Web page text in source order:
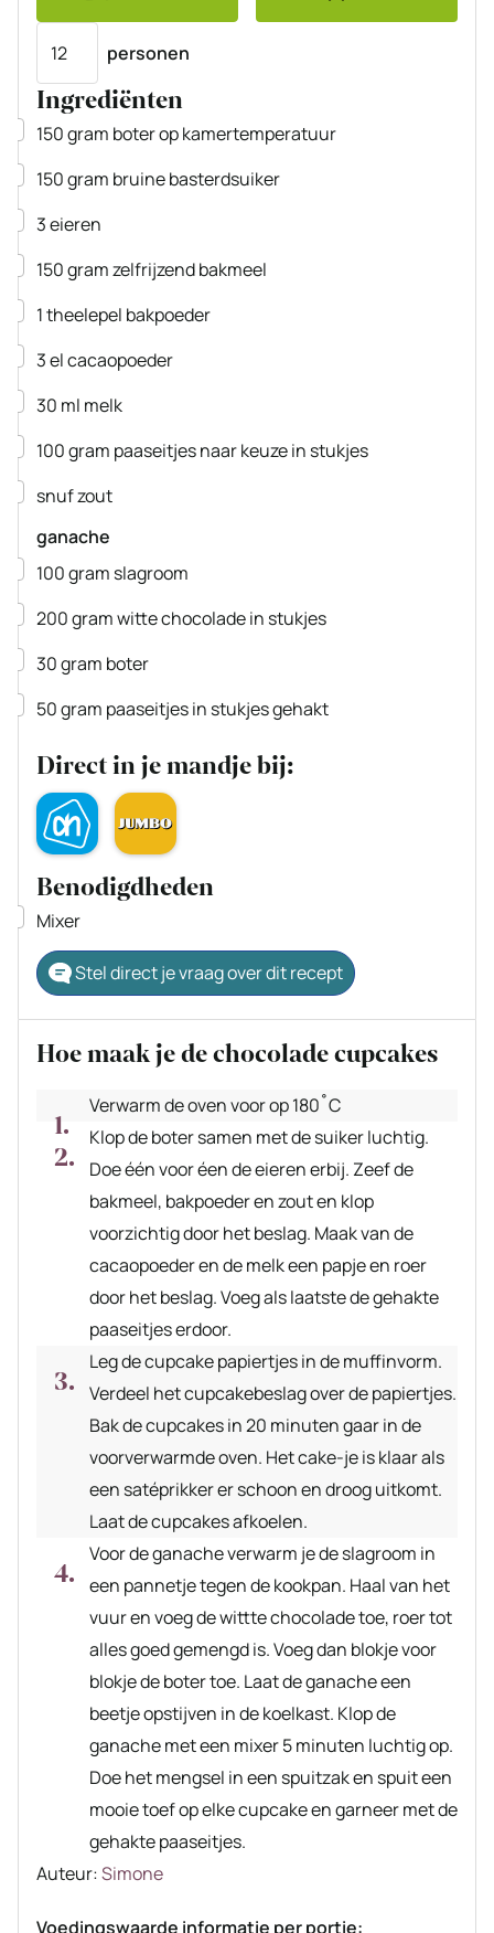
personen
Ingrediënten
▢
150gram boterop kamertemperatuur
▢
150gram bruine basterdsuiker
▢
3eieren
▢
150gramzelfrijzend bakmeel
▢
1theelepel bakpoeder
▢
3elcacaopoeder
▢
30 ml melk
▢
100gram paaseitjesnaar keuze in stukjes
▢
snuf zout
ganache
▢
100gram slagroom
▢
200gramwitte chocoladein stukjes
▢
30gram boter
▢
50gram paaseitjes in stukjes gehakt
Direct in je mandje bij:
Benodigdheden
▢
Mixer
Stel direct je vraag over dit recept
Hoe maak je de chocolade cupcakes
Verwarm de oven voor op 180˚C
Klop de boter samen met de suiker luchtig.
Doe één voor éen de eieren erbij. Zeef de
bakmeel, bakpoeder en zout en klop
voorzichtig door het beslag. Maak van de
cacaopoeder en de melk een papje en roer
door het beslag. Voeg als laatste de gehakte
paaseitjes erdoor.
Leg de cupcake papiertjes in de muffinvorm.
Verdeel het cupcakebeslag over de papiertjes.
Bak de cupcakes in 20 minuten gaar in de
voorverwarmde oven. Het cake-je is klaar als
een satéprikker er schoon en droog uitkomt.
Laat de cupcakes afkoelen.
Voor de ganache verwarm je de slagroom in
een pannetje tegen de kookpan. Haal van het
vuur en voeg de wittte chocolade toe, roer tot
alles goed gemengd is. Voeg dan blokje voor
blokje de boter toe. Laat de ganache een
beetje opstijven in de koelkast. Klop de
ganache met een mixer 5 minuten luchtig op.
Doe het mengsel in een spuitzak en spuit een
mooie toef op elke cupcake en garneer met de
gehakte paaseitjes.
Auteur
Auteur:Simone
Voedingswaarde informatie per portie: